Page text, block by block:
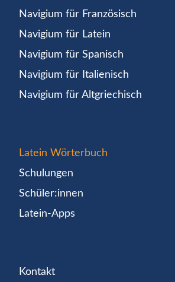
Navigium für Französisch
Navigium für Latein
Navigium für Spanisch
Navigium für Italienisch
Navigium für Altgriechisch
Latein Wörterbuch
Schulungen
Schüler:innen
Latein-Apps
Kontakt